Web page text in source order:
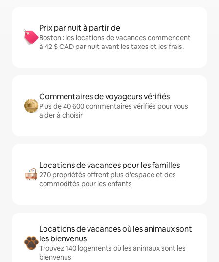
Prix par nuit à partir de
Boston : les locations de vacances commencent
à 42 $ CAD par nuit avant les taxes et les frais.
Commentaires de voyageurs vérifiés
Plus de 40 600 commentaires vérifiés pour vous
aider à choisir
Locations de vacances pour les familles
270 propriétés offrent plus d'espace et des
commodités pour les enfants
Locations de vacances où les animaux sont
les bienvenus
Trouvez 140 logements où les animaux sont les
bienvenus